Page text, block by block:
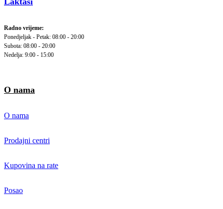
Radno vrijeme:
Ponedjeljak - Petak: 08:00 - 20:00
Subota: 08:00 - 20:00
Nedelja: 9:00 - 15:00
O nama
O nama
Prodajni centri
Kupovina na rate
Posao